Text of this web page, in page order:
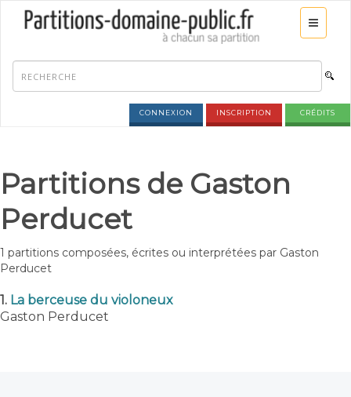
CONNEXION INSCRIPTION CRÉDITS
Partitions de Gaston
Perducet
1 partitions composées, écrites ou interprétées par Gaston
Perducet
1. La berceuse du violoneux
Gaston Perducet